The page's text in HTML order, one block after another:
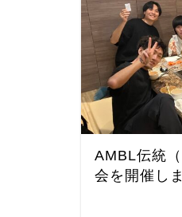
AMBL伝統
会を開催し